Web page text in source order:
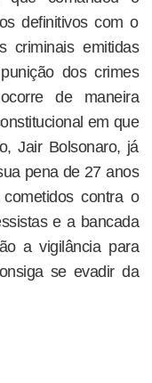
definitivos com o
criminais emitidas
dos crimes
de maneira
em que
Jair Bolsonaro, já
pena de 27 anos
contra o
e a bancada
a vigilância para
se evadir da